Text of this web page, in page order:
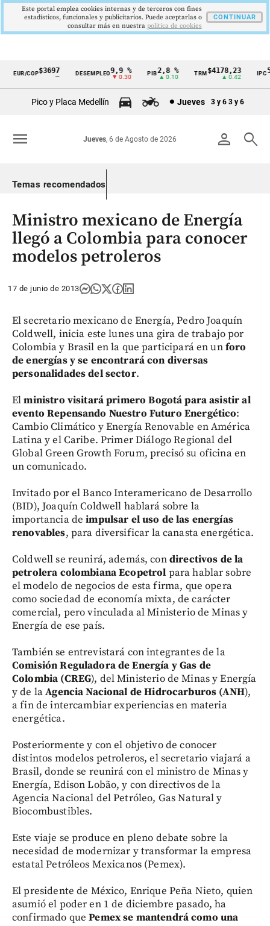
Cintillo
Colombia
EUR/COP$3697 DESEMPLEO 9,9 %
▼ 0.30
PIB2,8 %
▲ 0.10
TRM$4178,23
▲ 0.42 ▼
Pico y Placa Medellín Jueves 3 y 6 3 y 6
person search
Jueves, 6 de Agosto de 2026
menu
Temas recomendados
Ministro mexicano de Energía
llegó a Colombia para conocer
modelos petroleros
17 de junio de 2013
El secretario mexicano de Energía, Pedro Joaquín
Coldwell, inicia este lunes una gira de trabajo por
Colombia y Brasil en la que participará en unforo
de energías y se encontrará con diversas
personalidades del sector.
Elministro visitará primero Bogotá para asistir al
evento Repensando Nuestro Futuro Energético:
Cambio Climático y Energía Renovable en América
Latina y el Caribe. Primer Diálogo Regional del
Global Green Growth Forum, precisó su oficina en
un comunicado.
Invitado por el Banco Interamericano de Desarrollo
(BID), Joaquín Coldwell hablará sobre la
importancia deimpulsar el uso de las energías
renovables, para diversificar la canasta energética.
Coldwell se reunirá, además, condirectivos de la
petrolera colombiana Ecopetrol para hablar sobre
el modelo de negocios de esta firma, que opera
como sociedad de economía mixta, de carácter
comercial, pero vinculada al Ministerio de Minas y
Energía de ese país.
También se entrevistará con integrantes de la
Comisión Reguladora de Energía y Gas de
Colombia (CREG), del Ministerio de Minas y Energía
y de laAgencia Nacional de Hidrocarburos (ANH),
a fin de intercambiar experiencias en materia
energética.
Posteriormente y con el objetivo de conocer
distintos modelos petroleros, el secretario viajará a
Brasil, donde se reunirá con el ministro de Minas y
Energía, Edison Lobão, y con directivos de la
Agencia Nacional del Petróleo, Gas Natural y
Biocombustibles.
Este viaje se produce en pleno debate sobre la
necesidad de modernizar y transformar la empresa
estatal Petróleos Mexicanos (Pemex).
El presidente de México, Enrique Peña Nieto, quien
asumió el poder en 1 de diciembre pasado, ha
confirmado quePemex se mantendrá como una
Este portal emplea cookies internas y de terceros con fines
estadísticos, funcionales y publicitarios. Puede aceptarlas o
consultar más en nuestra politica de cookies
CONTINUAR